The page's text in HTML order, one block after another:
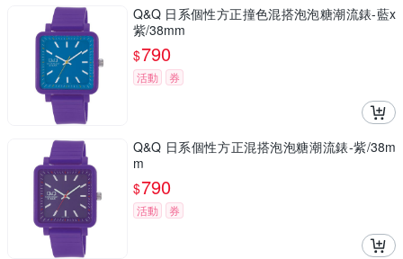
Q&Q 日系個性方正撞色混搭泡泡糖潮流錶-藍x
紫/38mm
$790
活動 券
Q&Q 日系個性方正混搭泡泡糖潮流錶-紫/38m
m
$790
活動 券